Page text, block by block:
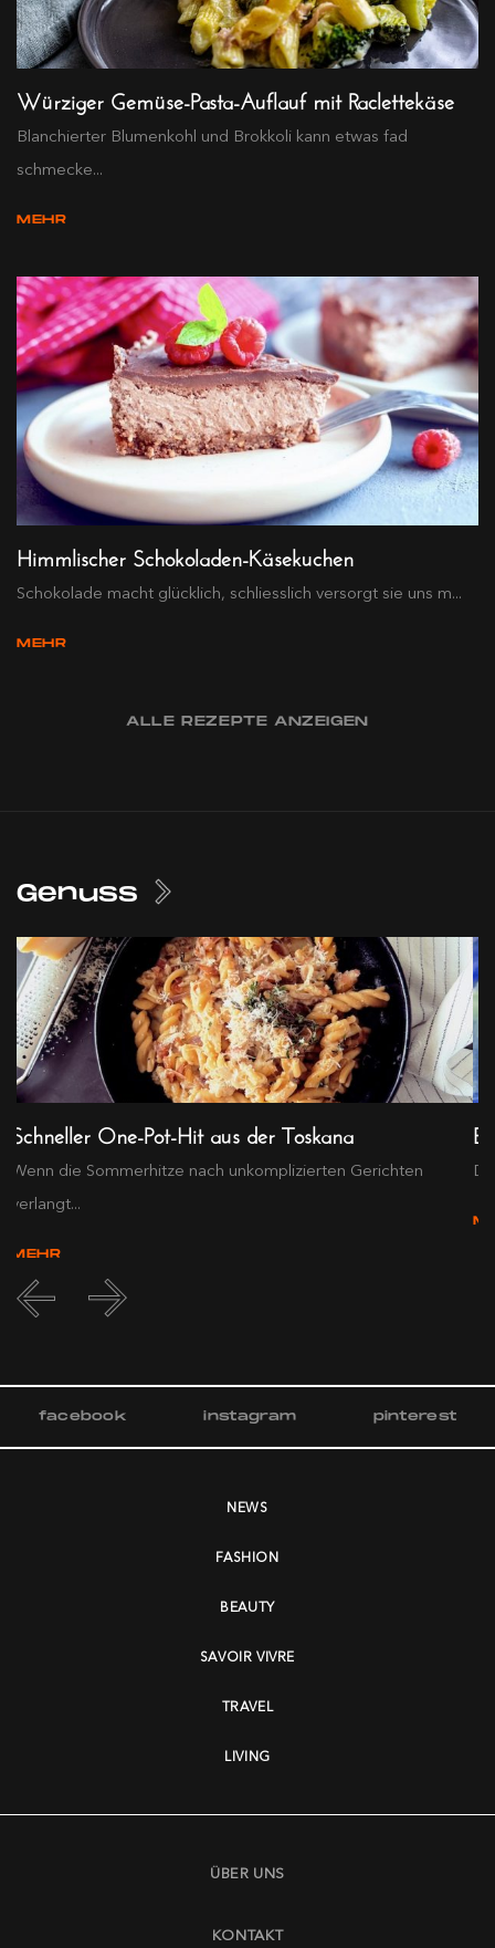
Würziger Gemüse-Pasta-Auflauf mit Raclettekäse
Blanchierter Blumenkohl und Brokkoli kann etwas fad
schmecke...
MEHR
Himmlischer Schokoladen-Käsekuchen
Schokolade macht glücklich, schliesslich versorgt sie uns m...
MEHR
ALLE REZEPTE ANZEIGEN
Genuss
Schneller One-Pot-Hit aus der Toskana
Wenn die Sommerhitze nach unkomplizierten Gerichten
verlangt...
MEHR
facebook instagram pinterest
NEWS
FASHION
BEAUTY
SAVOIR VIVRE
TRAVEL
LIVING
ÜBER UNS
KONTAKT